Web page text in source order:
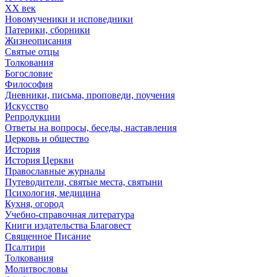
XX век
Новомученики и исповедники
Патерики, сборники
Жизнеописания
Святые отцы
Толкования
Богословие
Философия
Дневники, письма, проповеди, поучения
Искусство
Репродукции
Ответы на вопросы, беседы, наставления
Церковь и общество
История
История Церкви
Православные журналы
Путеводители, святые места, святыни
Психология, медицина
Кухня, огород
Учебно-справочная литература
Книги издательства Благовест
Священное Писание
Псалтири
Толкования
Молитвословы